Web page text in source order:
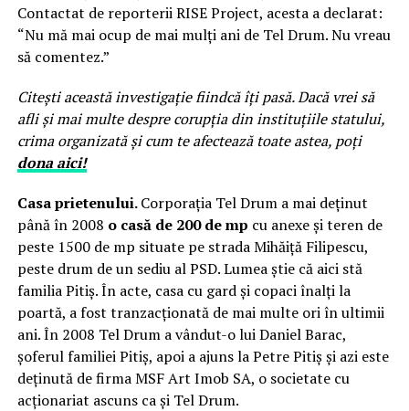
Contactat de reporterii RISE Project, acesta a declarat:
“Nu mă mai ocup de mai mulți ani de Tel Drum. Nu vreau
să comentez.”
Citești această investigație fiindcă îți pasă. Dacă vrei să
afli și mai multe despre corupția din instituțiile statului,
crima organizată și cum te afectează toate astea, poți
dona aici!
Casa prietenului.Corporația Tel Drum a mai deținut
până în 2008 o casă de 200 de mp cu anexe și teren de
peste 1500 de mp situate pe strada Mihăiță Filipescu,
peste drum de un sediu al PSD. Lumea știe că aici stă
familia Pitiș. În acte, casa cu gard și copaci înalți la
poartă, a fost tranzacționată de mai multe ori în ultimii
ani. În 2008 Tel Drum a vândut-o lui Daniel Barac,
șoferul familiei Pitiș, apoi a ajuns la Petre Pitiș și azi este
deținută de firma MSF Art Imob SA, o societate cu
acționariat ascuns ca și Tel Drum.